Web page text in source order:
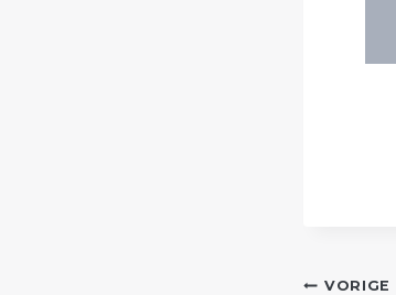
VORIGE